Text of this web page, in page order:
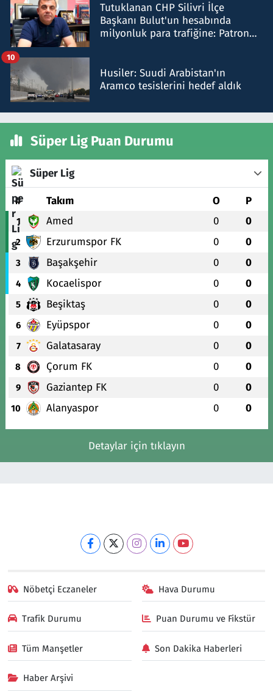
Tutuklanan CHP Silivri İlçe
Başkanı Bulut'un hesabında
milyonluk para trafiğine: Patron
Husiler: Suudi Arabistan'ın
Aramco tesislerini hedef aldık
10
Süper Lig Puan Durumu
Süper Lig
# Takım O P
1 Amed 0 0
2 Erzurumspor FK 0 0
3 Başakşehir 0 0
4 Kocaelispor 0 0
5 Beşiktaş 0 0
6 Eyüpspor 0 0
7 Galatasaray 0 0
8 Çorum FK 0 0
9 Gaziantep FK 0 0
10 Alanyaspor 0 0
Detaylar için tıklayın
Nöbetçi Eczaneler Hava Durumu
Trafik Durumu Puan Durumu ve Fikstür
Tüm Manşetler Son Dakika Haberleri
Haber Arşivi